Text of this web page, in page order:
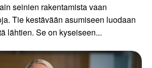
seinien rakentamista vaan
Tie kestävään asumiseen luodaan
lähtien. Se on kyseiseen...